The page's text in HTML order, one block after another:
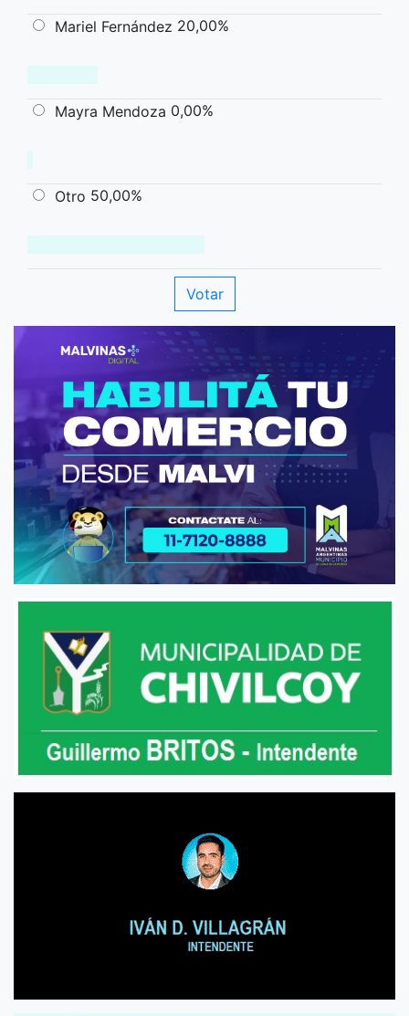
Mariel Fernández 20,00%
Mayra Mendoza 0,00%
Otro 50,00%